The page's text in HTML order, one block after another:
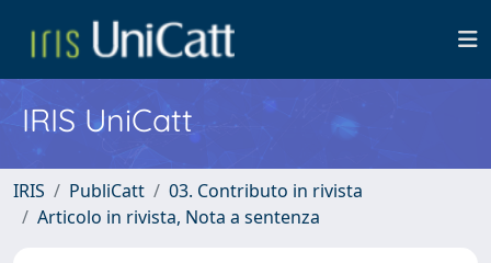
IRIS UniCatt
IRIS PubliCatt
03. Contributo in rivista
Articolo in rivista, Nota a sentenza